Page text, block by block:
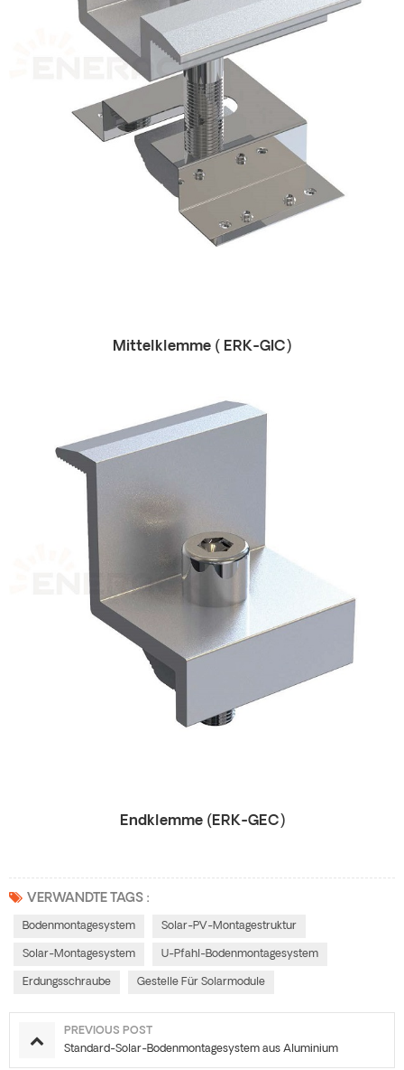
Mittelklemme ( ERK-GIC)
Endklemme (ERK-GEC)
VERWANDTE TAGS :
Bodenmontagesystem Solar-PV-Montagestruktur
Solar-Montagesystem U-Pfahl-Bodenmontagesystem
Erdungsschraube Gestelle Für Solarmodule
PREVIOUS POST
Standard-Solar-Bodenmontagesystem aus Aluminium